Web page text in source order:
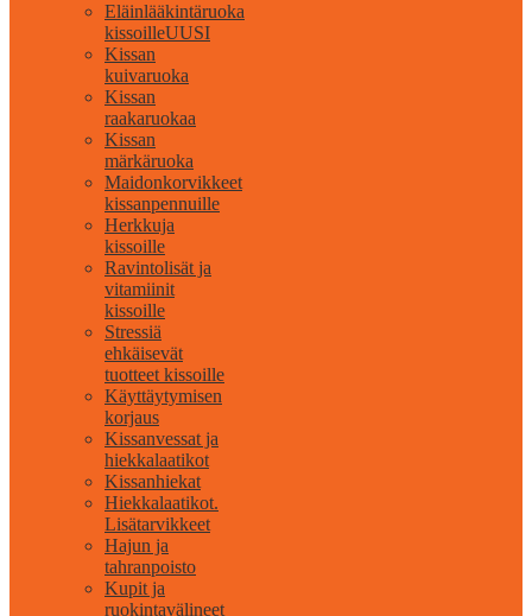
Eläinlääkintäruoka
kissoilleUUSI
Kissan
kuivaruoka
Kissan
raakaruokaa
Kissan
märkäruoka
Maidonkorvikkeet
kissanpennuille
Herkkuja
kissoille
Ravintolisät ja
vitamiinit
kissoille
Stressiä
ehkäisevät
tuotteet kissoille
Käyttäytymisen
korjaus
Kissanvessat ja
hiekkalaatikot
Kissanhiekat
Hiekkalaatikot.
Lisätarvikkeet
Hajun ja
tahranpoisto
Kupit ja
ruokintavälineet